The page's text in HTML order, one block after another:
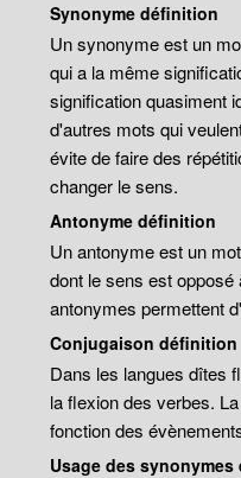
Synonyme définition
Un synonyme est un
qui a la même
signification quasiment
d'autres mots qui
évite de faire des
changer le sens.
Antonyme définition
Un antonyme est un
dont le sens est
antonymes permettent
Conjugaison définition
Dans les langues dîtes
la flexion des verbes.
fonction des
Usage des